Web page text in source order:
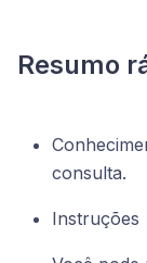
Resumo
consulta.
Instruções